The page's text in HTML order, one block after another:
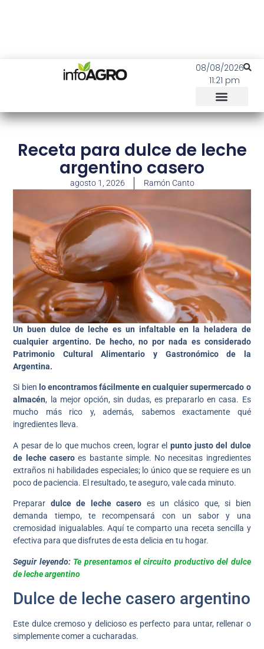
08/08/2026
11:21 pm
Receta para dulce de leche
argentino casero
agosto 1, 2026 Ramón Canto
Un buen dulce de leche es un infaltable en la heladera de
cualquier argentino. De hecho, no por nada es considerado
Patrimonio Cultural Alimentario y Gastronómico de la
Argentina.
Si bien lo encontramos fácilmente en cualquier supermercado o
almacén, la mejor opción, sin dudas, es prepararlo en casa. Es
mucho más rico y, además, sabemos exactamente qué
ingredientes lleva.
A pesar de lo que muchos creen, lograr el punto justo del dulce
de leche caseroes bastante simple. No necesitas ingredientes
extraños ni habilidades especiales; lo único que se requiere es un
poco de paciencia. El resultado, te aseguro, vale cada minuto.
Preparar dulce de leche casero es un clásico que, si bien
demanda tiempo, te recompensará con un sabor y una
cremosidad inigualables. Aquí te comparto una receta sencilla y
efectiva para que disfrutes de esta delicia en tu hogar.
Seguir leyendo: Te presentamos el circuito productivo del dulce
de leche argentino
Dulce de leche casero argentino
Este dulce cremoso y delicioso es perfecto para untar, rellenar o
simplemente comer a cucharadas.